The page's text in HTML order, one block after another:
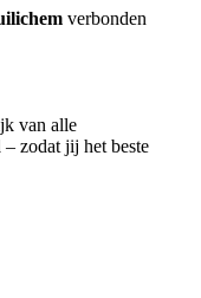
verbonden
van alle
– zodat jij het beste